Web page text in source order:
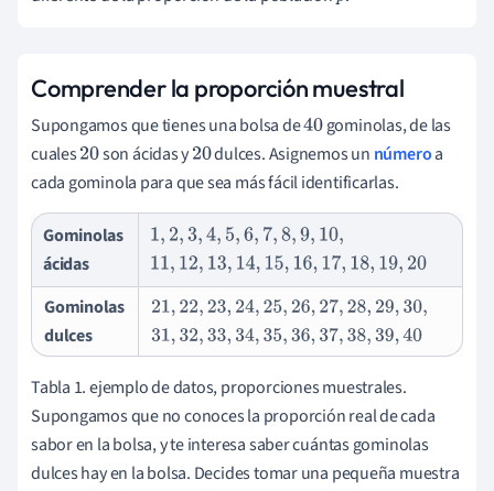
Comprender la proporción muestral
Supongamos que tienes una bolsa de40gominolas, de las
cuales20 son ácidas y20dulces. Asignemos un númeroa
cada gominola para que sea más fácil identificarlas.
Gominolas
ácidas
1,2,3,4,5,6,7,8, 9,10,
11,12,13,14 ,15, 16,17,18,19 ,20
Gominolas
dulces
21,22,23,24 ,25,26,27,28,29,30,
31,32,33,34 ,35,36,37,38 ,39,40
Tabla 1. ejemplo de datos, proporciones muestrales.
Supongamos que no conoces la proporción real de cada
sabor en la bolsa, y te interesa saber cuántas gominolas
dulces hay en la bolsa. Decides tomar una pequeña muestra